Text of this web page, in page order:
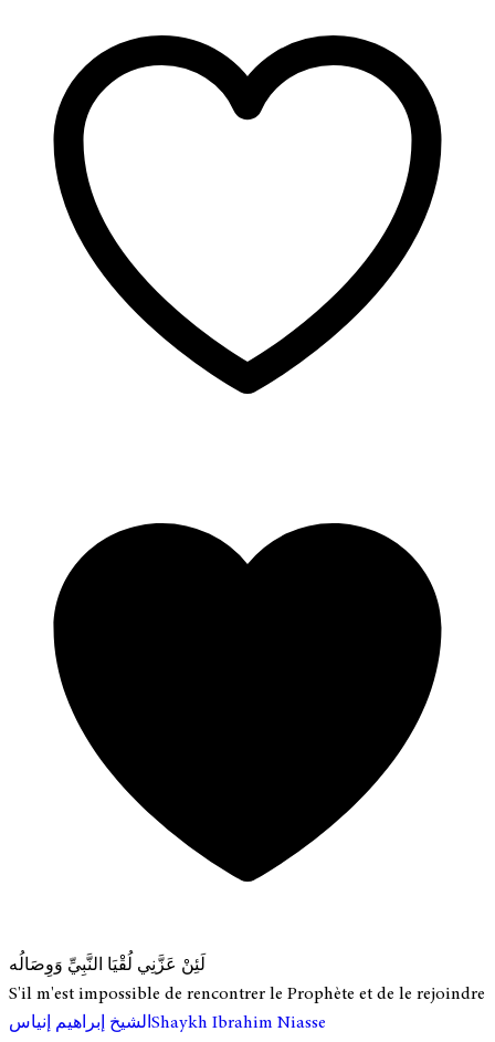
لَئِنْ عَزَّنِي لُقْيَا النَّبِيِّ وَوِصَالُه
S'il m'est impossible de rencontrer le Prophète et de le rejoindre
الشيخ إبراهيم إنياسShaykh Ibrahim Niasse